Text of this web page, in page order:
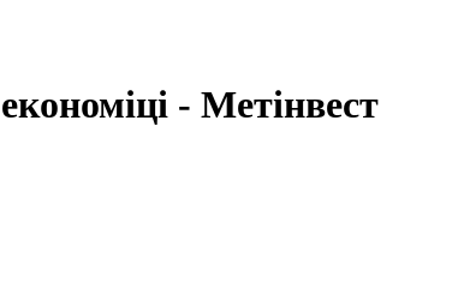
- Метінвест